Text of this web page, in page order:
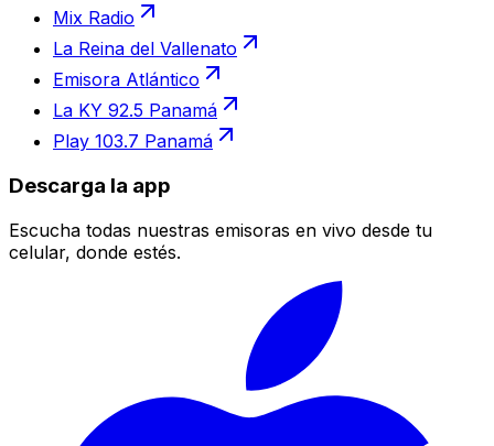
Mix Radio
La Reina del Vallenato
Emisora Atlántico
La KY 92.5 Panamá
Play 103.7 Panamá
Descarga la app
Escucha todas nuestras emisoras en vivo desde tu
celular, donde estés.